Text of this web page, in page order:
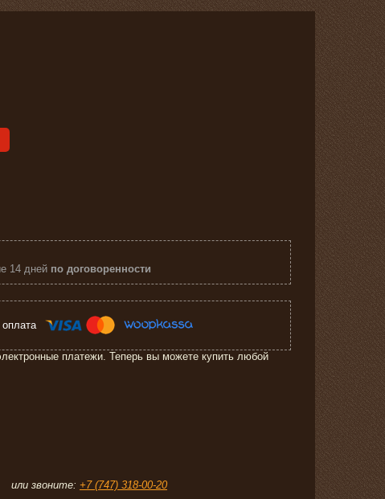
14 дней по договоренности
платежи. Теперь вы можете купить любой
звоните: +7 (747) 318-00-20